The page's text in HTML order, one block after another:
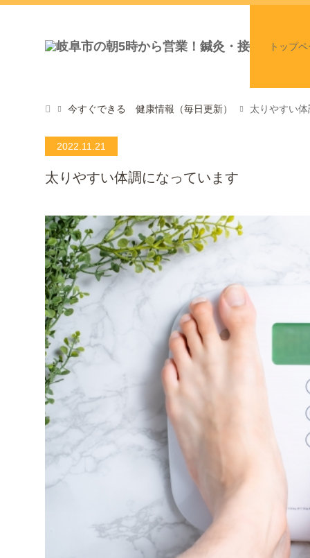
トップ
今すぐできる 健康情報（毎日更新） 太りやすい
2022.11.21
太りやすい体調になっています